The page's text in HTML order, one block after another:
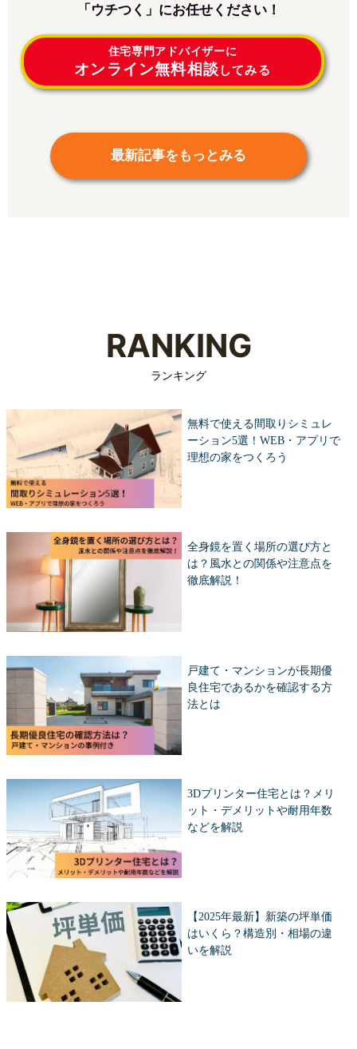
「ウチつく」にお任せください！
住宅専門アドバイザーに
オンライン無料相談 してみる
最新記事をもっとみる
RANKING
ランキング
無料で使える間取りシミュレ
ーション5選！WEB・アプリで
理想の家をつくろう
全身鏡を置く場所の選び方と
は？風水との関係や注意点を
徹底解説！
戸建て・マンションが長期優
良住宅であるかを確認する方
法とは
3Dプリンター住宅とは？メリ
ット・デメリットや耐用年数
などを解説
【2025年最新】新築の坪単価
はいくら？構造別・相場の違
いを解説